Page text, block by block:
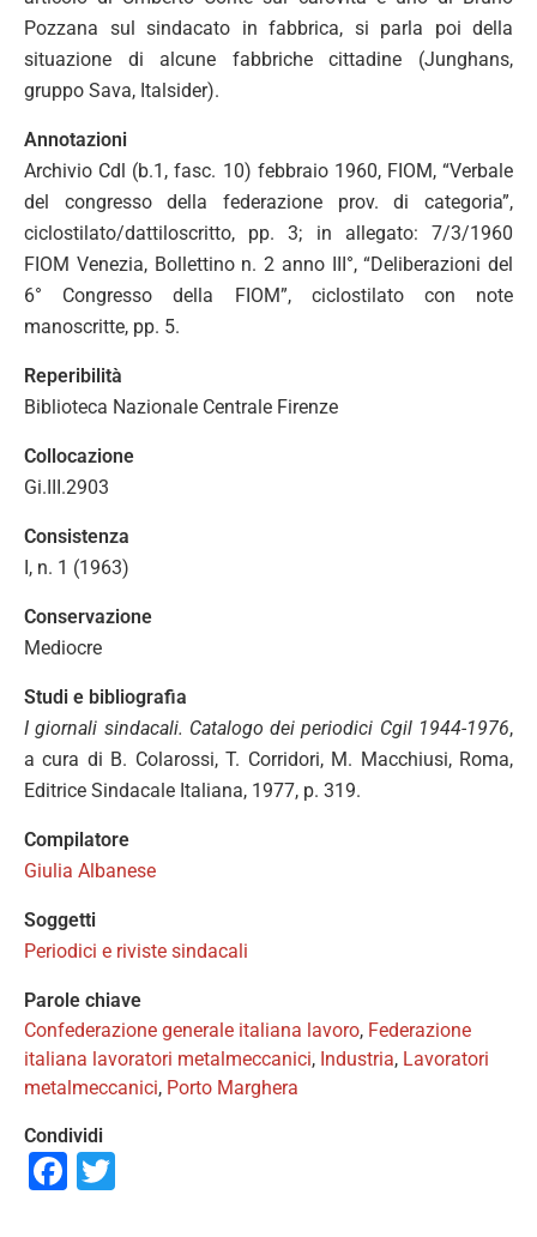
Pozzana sul sindacato in fabbrica, si parla poi della
situazione di alcune fabbriche cittadine (Junghans,
gruppo Sava, Italsider).
Annotazioni
Archivio Cdl (b.1, fasc. 10) febbraio 1960, FIOM, “Verbale
del congresso della federazione prov. di categoria”,
ciclostilato/dattiloscritto, pp. 3; in allegato: 7/3/1960
FIOM Venezia, Bollettino n. 2 anno III°, “Deliberazioni del
6° Congresso della FIOM”, ciclostilato con note
manoscritte, pp. 5.
Reperibilità
Biblioteca Nazionale Centrale Firenze
Collocazione
Gi.III.2903
Consistenza
I, n. 1 (1963)
Conservazione
Mediocre
Studi e bibliografia
I giornali sindacali. Catalogo dei periodici Cgil 1944-1976,
a cura di B. Colarossi, T. Corridori, M. Macchiusi, Roma,
Editrice Sindacale Italiana, 1977, p. 319.
Compilatore
Giulia Albanese
Soggetti
Periodici e riviste sindacali
Parole chiave
Confederazione generale italiana lavoro, Federazione
italiana lavoratori metalmeccanici, Industria, Lavoratori
metalmeccanici, Porto Marghera
Condividi
Facebook